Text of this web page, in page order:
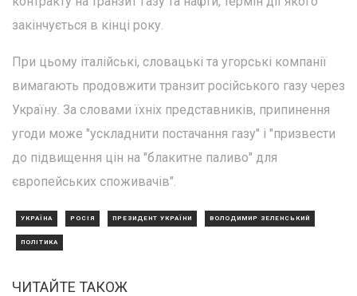
закінчується в кінці року.
При цьому італійські, словацькі та угорські компанії
вимагають продовжити транзит російського газу через
Україну. За словами їхніх представників, припинення
угоди може "ускладнити постачання газу" і "призвести
до підвищення цін на "блакитне паливо" для
європейських споживачів".
УКРАЇНА РОСІЯ ПРЕЗИДЕНТ УКРАЇНИ ВОЛОДИМИР ЗЕЛЕНСЬКИЙ
ПОЛІТИКА
ЧИТАЙТЕ ТАКОЖ